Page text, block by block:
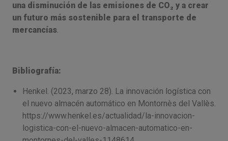
una disminución de las emisiones de CO₂ y a crear
un futuro más sostenible para el transporte de
mercancías.
Bibliografía:
Henkel. (2023, marzo 28). La innovación logística con
el nuevo almacén automático en Montornès del Vallès.
https://www.henkel.es/actualidad/la-innovacion-
logistica-con-el-nuevo-almacen-automatico-en-